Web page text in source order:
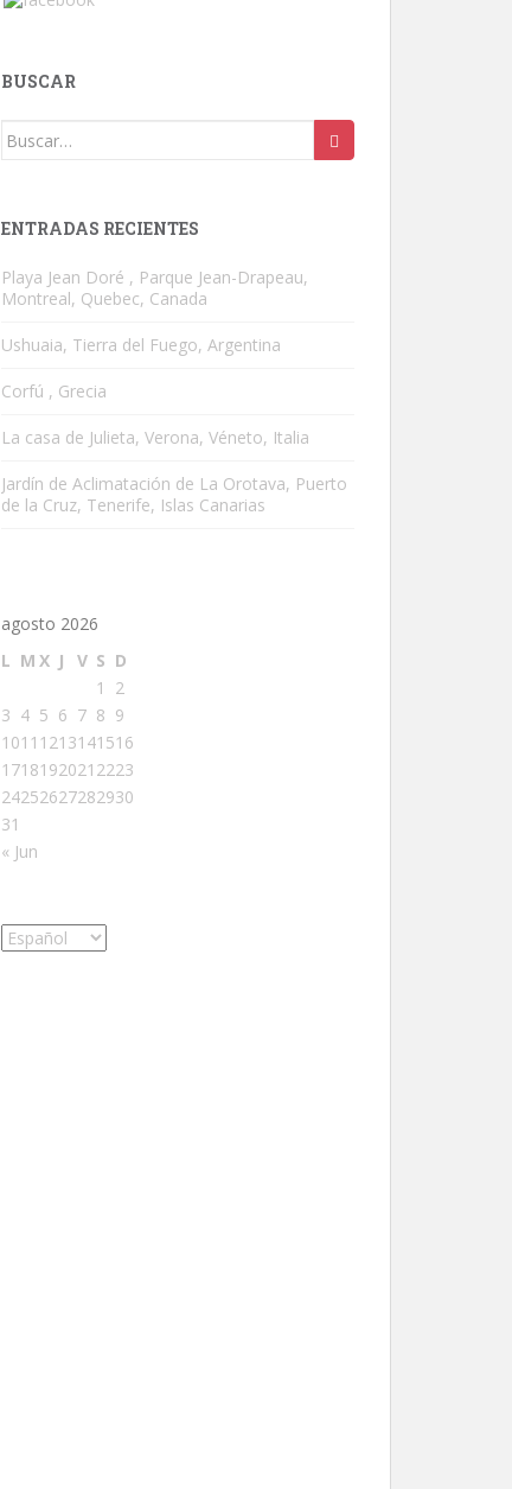
BUSCAR
Buscar:
ENTRADAS RECIENTES
Playa Jean Doré , Parque Jean-Drapeau,
Montreal, Quebec, Canada
Ushuaia, Tierra del Fuego, Argentina
Corfú , Grecia
La casa de Julieta, Verona, Véneto, Italia
Jardín de Aclimatación de La Orotava, Puerto
de la Cruz, Tenerife, Islas Canarias
agosto 2026
L M X J V S D
1
2
3 4 5 6 7 8 9
1011 1213141516
1718192021 2223
24252627282930
31
« Jun
Elegir